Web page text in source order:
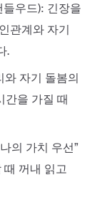
우드): 긴장을
관계와 자기
.
자기 돌봄의
간을 가질 때
의 가치 우선”
때 꺼내 읽고